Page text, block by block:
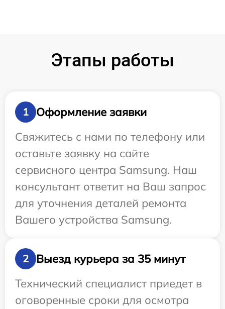
Этапы работы
1
Оформление заявки
Свяжитесь с нами по телефону или
оставьте заявку на сайте
сервисного центра Samsung. Наш
консультант ответит на Ваш запрос
для уточнения деталей ремонта
Вашего устройства Samsung.
2
Выезд курьера за 35 минут
Технический специалист приедет в
оговоренные сроки для осмотра